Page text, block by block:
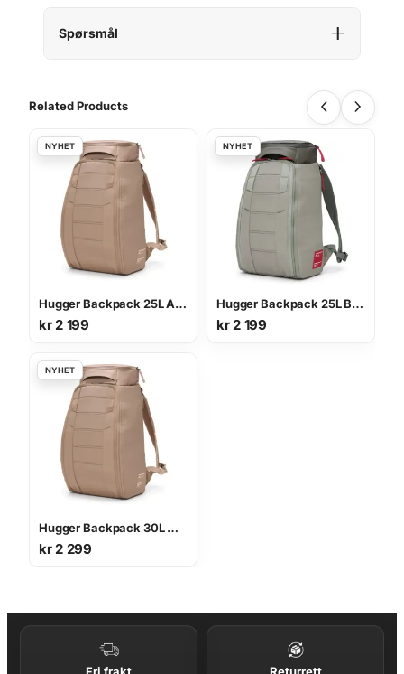
Spørsmål
Related Products
Hugger Backpack 25L AFFOGATO BROWN
kr2 199
Hugger Backpack 25L BASIL GREEN
kr2 199
Hugger Backpack 30L AFFOGATO BROWN
kr2 299